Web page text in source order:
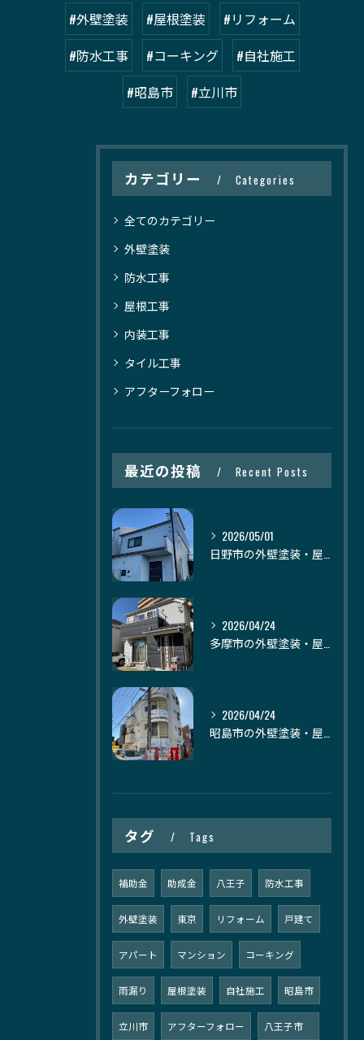
#外壁塗装 #屋根塗装
#リフォーム
#防水工事
#コーキング
#自社施工
#昭島市
#立川市
カテゴリー Categories
全てのカテゴリー
外壁塗装
防水工事
屋根工事
内装工事
タイル工事
アフターフォロー
最近の投稿 Recent Posts
2026/05/01
2026/04/24
2026/04/24
タグ Tags
補助金 助成金 八王子 防水工事
外壁塗装 東京 リフォーム 戸建て
アパート マンション コーキング
雨漏り 屋根塗装 自社施工 昭島市
立川市 アフターフォロー 八王子市